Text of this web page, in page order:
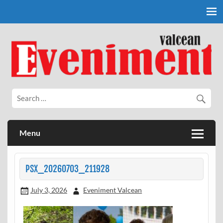
Eveniment Valcean
Menu
PSX_20260703_211928
July 3, 2026 Eveniment Valcean